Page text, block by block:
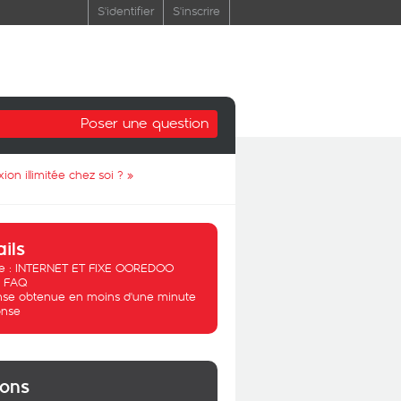
S'identifier S'inscrire
Poser une question
illimitée chez soi ? »
: INTERNET ET FIXE OOREDOO
FAQ
obtenue en moins d'une minute